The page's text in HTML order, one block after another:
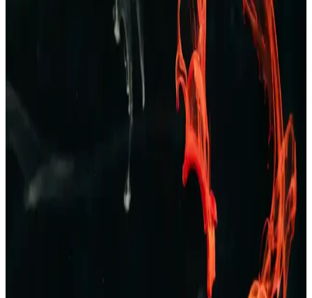
Erkekler İçin Zara Pantolon ve Kot Seçenekleri:
Tarzınızı Yansıtan Şık ve Konforlu Koleksiyonlar
Zara’nın geniş erkek pantolon ve kot koleksiyonlarıyla şıklık ve
konforu bir arada yakalayın. Günlük ve resmi tarzlara uygun
modellerle kendinizi ifade edin.
TAMPAP Erkek Baskılı Kısa Kollu Pijama Takımı
TAMPAP erkek baskılı kısa kollu pijama takımı, hafif, nefes alabilir
pamuklu kumaşı ve şık tasarımıyla yaz aylarına uygun konfor sağlar.
Erkek Bej Rengi Ceketler: Çok Yönlü ve Şık Giyim
Seçenekleri Rehberi
Bej rengi erkek ceketler, çok yönlülüğü ve şıklığıyla her sezon ve
ortamda tercih edilir. Farklı modeller ve kombinasyon önerileriyle
Erkek Kot Şort Modası 2023: Yaz Aylarında Şık ve